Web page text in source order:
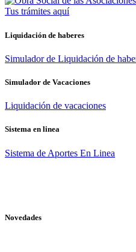
Tus trámites aquí
Liquidación de haberes
Simulador de Liquidación de
Simulador de Vacaciones
Liquidación de vacaciones
Sistema en linea
Sistema de Aportes En Linea
Novedades